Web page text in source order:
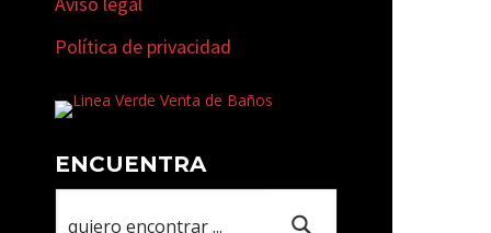
Política de privacidad
ENCUENTRA